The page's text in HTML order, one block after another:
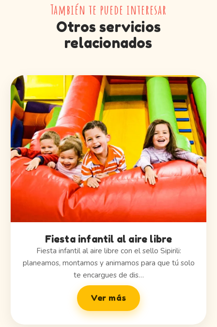
También te puede interesar
Otros servicios
relacionados
Fiesta infantil al aire libre
Fiesta infantil al aire libre con el sello Sipirili:
planeamos, montamos y animamos para que tú solo
te encargues de dis…
Ver más